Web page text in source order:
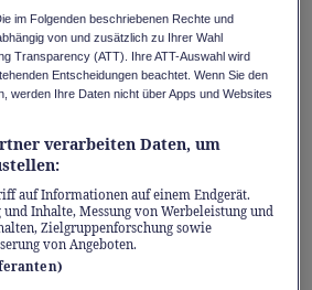
dann danach» gibt es ein
Budget. Was das
gemäss
das Nachfüllen von
Sommer-
samt Einlagerung und
Ersatzauto sind
in die Rate eingerechnet.
im Folgenden beschriebenen Rechte und
von und zusätzlich zu Ihrer Wahl
Transparency (ATT). Ihre ATT-Auswahl wird
Entscheidungen beachtet. Wenn Sie den
werden Ihre Daten nicht über Apps und Websites
verarbeiten Daten, um
auf Informationen auf einem Endgerät.
Inhalte, Messung von Werbeleistung und
Zielgruppenforschung sowie
von Angeboten.